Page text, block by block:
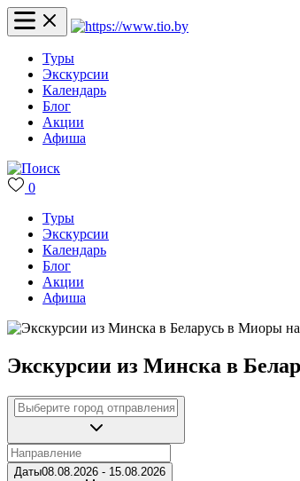
Туры
Экскурсии
Календарь
Блог
Акции
Афиша
0
Туры
Экскурсии
Календарь
Блог
Акции
Афиша
Экскурсии из Минска в
Даты08.08.2026 - 15.08.2026